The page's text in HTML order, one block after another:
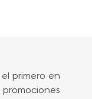
primero en